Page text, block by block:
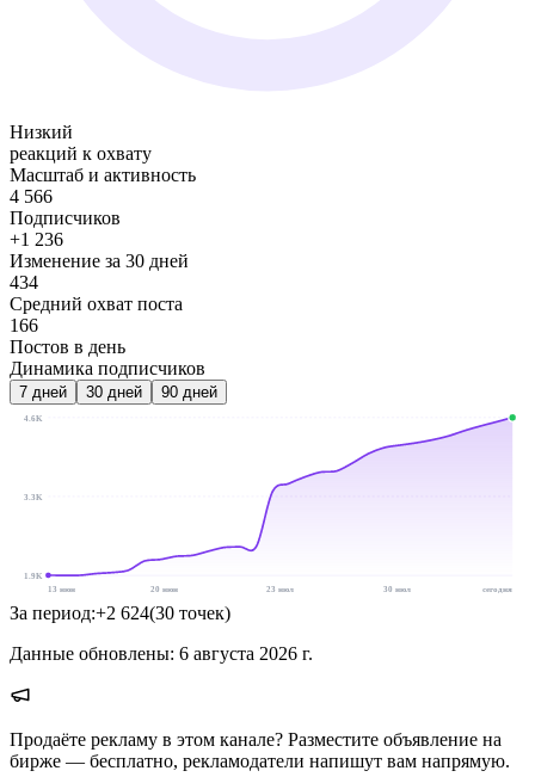
Низкий
реакций к охвату
Масштаб и активность
4 566
Подписчиков
+1 236
Изменение за 30 дней
434
Средний охват поста
166
Постов в день
Динамика подписчиков
7 дней 30 дней 90 дней
4.6K
3.3K
1.9K
13 июн
20 июн 23 июл 30 июл сегодня
За период:+2 624(30 точек)
Данные обновлены: 6 августа 2026 г.
Продаёте рекламу в этом канале? Разместите объявление на
бирже — бесплатно, рекламодатели напишут вам напрямую.